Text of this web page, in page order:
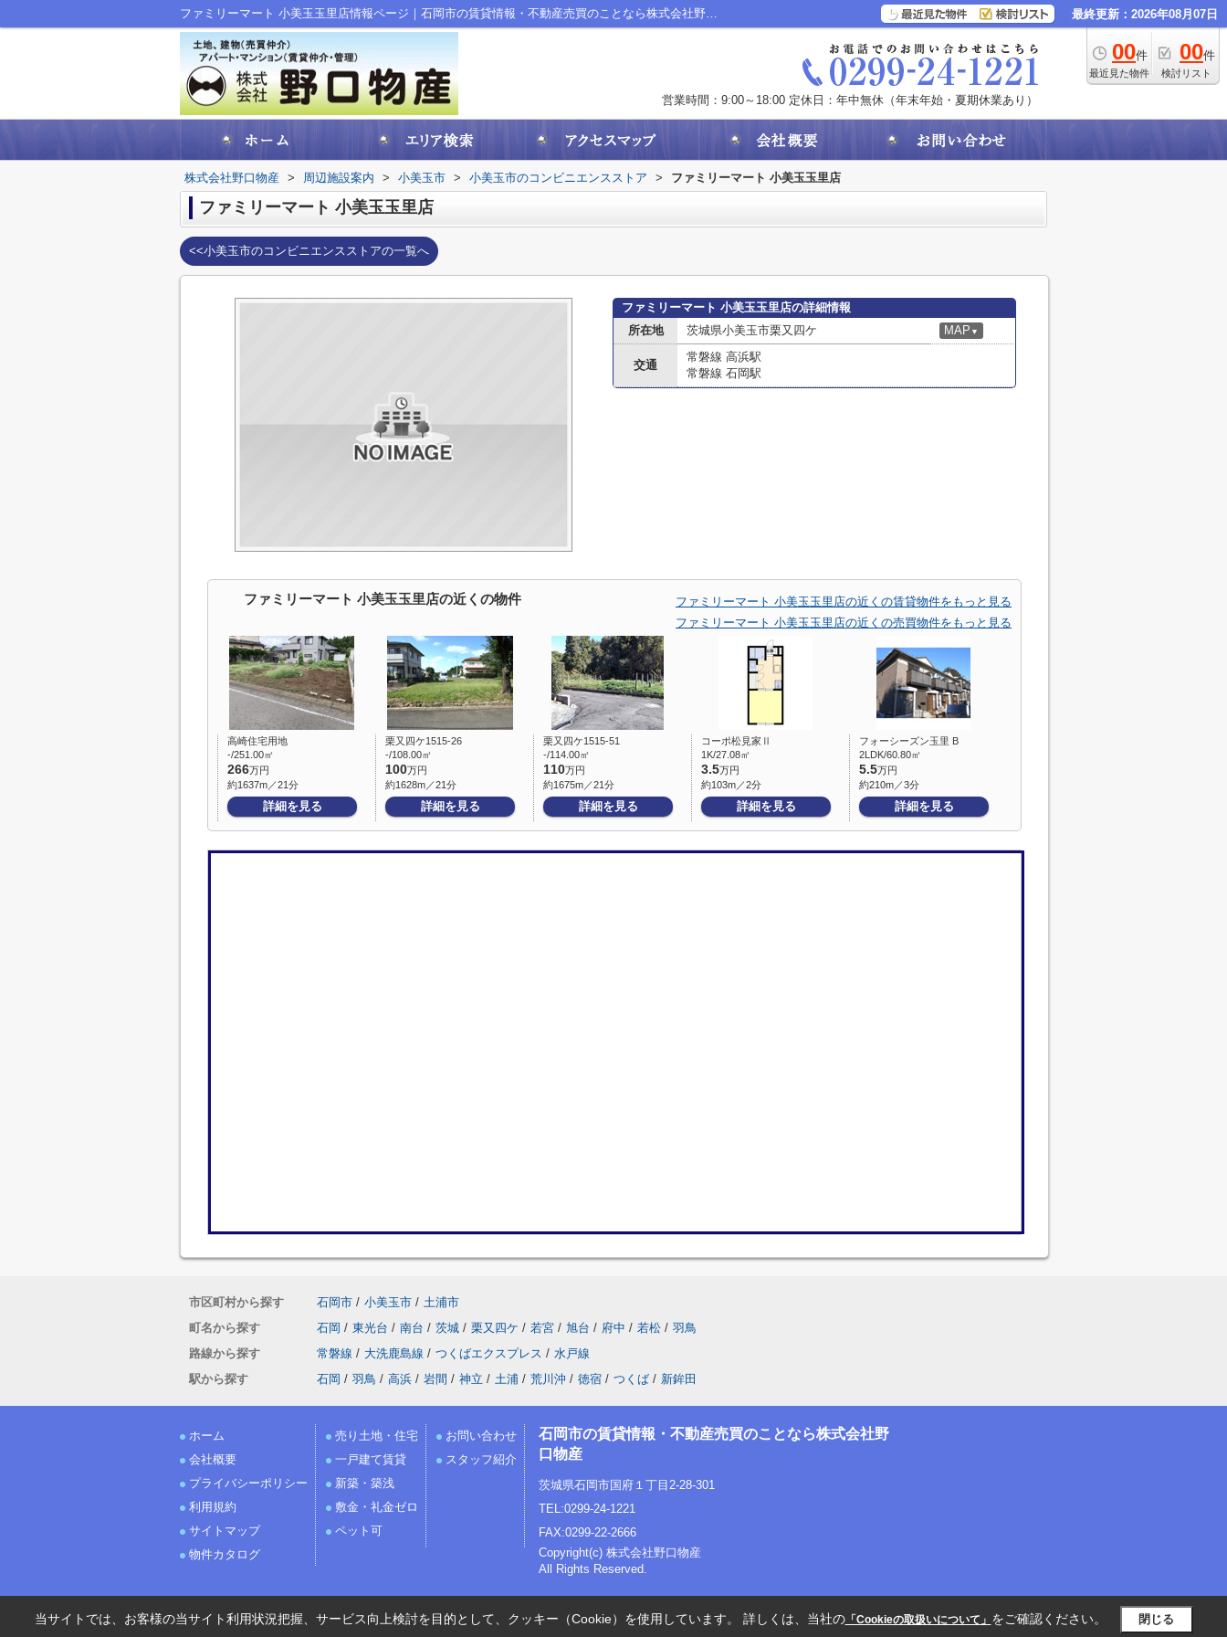
ファミリーマート 小美玉玉里店情報ページ｜石岡市の賃貸情報・不動産売買のことなら株式会社野口物産 最終更新：2026年08月07日
00件
最近見た物件
00件
検討リスト
営業時間：9:00～18:00 定休日：年中無休（年末年始・夏期休業あり）
株式会社野口物産 > 周辺施設案内 > 小美玉市 > 小美玉市のコンビニエンスストア > ファミリーマート 小美玉玉里店
ファミリーマート 小美玉玉里店
<<小美玉市のコンビニエンスストアの一覧へ
ファミリーマート 小美玉玉里店の詳細情報
所在地
茨城県小美玉市栗又四ケ MAP ▼
交通
常磐線 高浜駅
常磐線 石岡駅
ファミリーマート 小美玉玉里店の近くの物件
ファミリーマート 小美玉玉里店の近くの賃貸物件をもっと見る
ファミリーマート 小美玉玉里店の近くの売買物件をもっと見る
高崎住宅用地
-/251.00㎡
266万円
約1637m／21分
詳細を見る
栗又四ケ1515-26
-/108.00㎡
100万円
約1628m／21分
詳細を見る
栗又四ケ1515-51
-/114.00㎡
110万円
約1675m／21分
詳細を見る
コーポ松見家Ⅱ
1K/27.08㎡
3.5万円
約103m／2分
詳細を見る
フォーシーズン玉里 B
2LDK/60.80㎡
5.5万円
約210m／3分
詳細を見る
市区町村から探す 石岡市 / 小美玉市 / 土浦市
町名から探す
石岡 / 東光台 / 南台 / 茨城 / 栗又四ケ / 若宮 / 旭台 / 府中 / 若松 / 羽鳥
路線から探す
常磐線 / 大洗鹿島線 / つくばエクスプレス / 水戸線
駅から探す
石岡 / 羽鳥 / 高浜 / 岩間 / 神立 / 土浦 / 荒川沖 / 徳宿 / つくば / 新鉾田
ホーム
会社概要
プライバシーポリシー
利用規約
サイトマップ
物件カタログ
売り土地・住宅
一戸建て賃貸
新築・築浅
敷金・礼金ゼロ
ペット可
お問い合わせ
スタッフ紹介
石岡市の賃貸情報・不動産売買のことなら株式会社野
口物産
茨城県石岡市国府１丁目2-28-301
TEL:0299-24-1221
FAX:0299-22-2666
Copyright(c) 株式会社野口物産
All Rights Reserved.
当サイトでは、お客様の当サイト利用状況把握、サービス向上検討を目的として、クッキー（Cookie）を使用しています。 詳しくは、当社の「Cookieの取扱いについて」 をご確認ください。 閉じる